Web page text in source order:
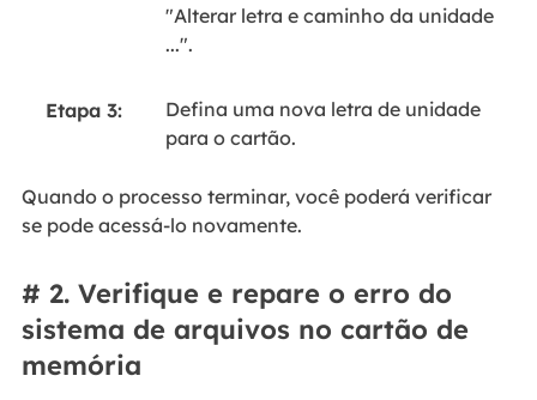
"Alterar letra e caminho da unidade
...".
Etapa 3:
Defina uma nova letra de unidade
para o cartão.
Quando o processo terminar, você poderá verificar
se pode acessá-lo novamente.
# 2. Verifique e repare o erro do
sistema de arquivos no cartão de
memória